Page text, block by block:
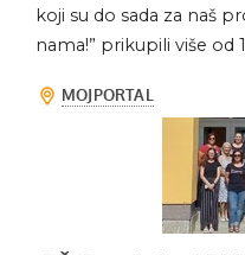
koji su do sada za naš
nama!” prikupili više od